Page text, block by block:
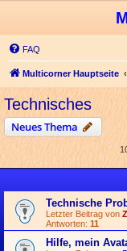
FAQ
Multicorner Hauptseite
Technisches
Neues Thema
Technische
Letzter Beitrag von
Antworten: 11
Hilfe, mein